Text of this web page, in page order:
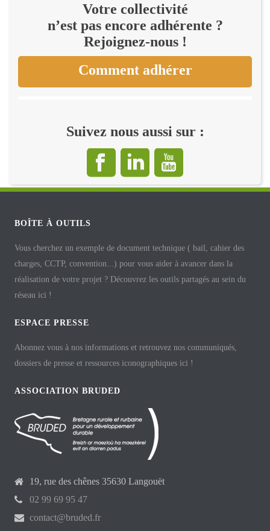
Votre collectivité
n’est pas encore adhérente ?
Rejoignez-nous !
Comment adhérer
Suivez nous aussi sur :
BOÎTE À OUTILS
Vous cherchez un exemple de document technique ( bail, cahier des
charges, CCTP, convention...) pour vous aider à avancer dans la
réalisation de votre projet ? Découvrez les outils partagés au sein du
réseau ici !
ESPACE PRESSE
Abonnez vous à nos informations et retrouvez nos communiqués,
dossiers de presse et ressources iconographiques ici !
ASSOCIATION BRUDED
19, rue des chênes 35630 Langouët
02 99 69 95 47
contact@bruded.fr